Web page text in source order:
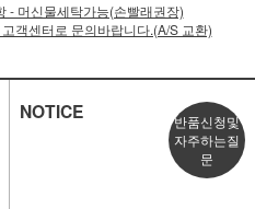
- 머신물세탁가능(손빨래권장)
객센터로 문의바랍니다.(A/S 교환)
NOTICE
반품신청및
자주하는질
문